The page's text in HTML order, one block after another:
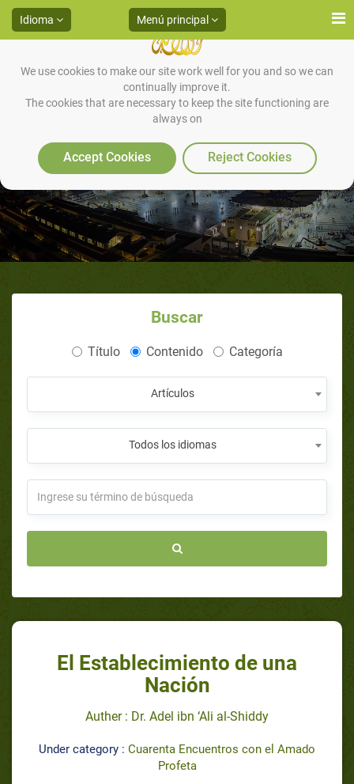
We use cookies to make our site work well for you and so we can
continually improve it.
The cookies that are necessary to keep the site functioning are
always on
Accept Cookies Reject Cookies
Idioma Menú principal
El Establecimiento de una Nación
Buscar
Título Contenido Categoría
Artículos
Todos los idiomas
El Establecimiento de una
Nación
Auther : Dr. Adel ibn ‘Ali al-Shiddy
Under category : Cuarenta Encuentros con el Amado
Profeta